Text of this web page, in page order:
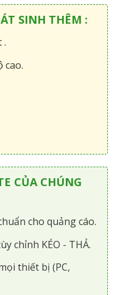
SINH THÊM :
.
cao.
CỦA CHÚNG
cho quảng cáo.
chỉnh KÉO - THẢ.
thiết bị (PC,